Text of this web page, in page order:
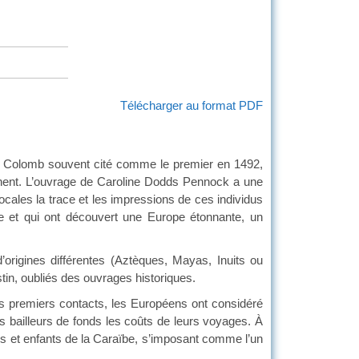
Télécharger au format PDF
souvent cité comme le premier en 1492,
L’ouvrage de Caroline Dodds Pennock a une
la trace et les impressions de ces individus
et qui ont découvert une Europe étonnante, un
différentes (Aztèques, Mayas, Inuits ou
oubliés des ouvrages historiques.
premiers contacts, les Européens ont considéré
bailleurs de fonds les coûts de leurs voyages. À
enfants de la Caraïbe, s’imposant comme l’un